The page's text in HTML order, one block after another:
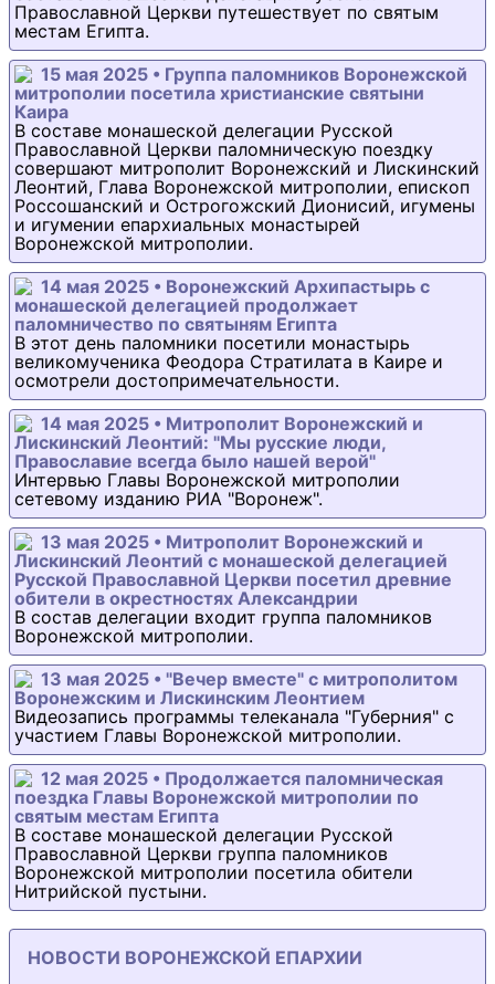
Православной Церкви путешествует по святым
местам Египта.
15 мая 2025 • Группа паломников Воронежской
митрополии посетила христианские святыни
Каира
В составе монашеской делегации Русской
Православной Церкви паломническую поездку
совершают митрополит Воронежский и Лискинский
Леонтий, Глава Воронежской митрополии, епископ
Россошанский и Острогожский Дионисий, игумены
и игумении епархиальных монастырей
Воронежской митрополии.
14 мая 2025 • Воронежский Архипастырь с
монашеской делегацией продолжает
паломничество по святыням Египта
В этот день паломники посетили монастырь
великомученика Феодора Стратилата в Каире и
осмотрели достопримечательности.
14 мая 2025 • Митрополит Воронежский и
Лискинский Леонтий: "Мы русские люди,
Православие всегда было нашей верой"
Интервью Главы Воронежской митрополии
сетевому изданию РИА "Воронеж".
13 мая 2025 • Митрополит Воронежский и
Лискинский Леонтий с монашеской делегацией
Русской Православной Церкви посетил древние
обители в окрестностях Александрии
В состав делегации входит группа паломников
Воронежской митрополии.
13 мая 2025 • "Вечер вместе" с митрополитом
Воронежским и Лискинским Леонтием
Видеозапись программы телеканала "Губерния" с
участием Главы Воронежской митрополии.
12 мая 2025 • Продолжается паломническая
поездка Главы Воронежской митрополии по
святым местам Египта
В составе монашеской делегации Русской
Православной Церкви группа паломников
Воронежской митрополии посетила обители
Нитрийской пустыни.
НОВОСТИ ВОРОНЕЖСКОЙ ЕПАРХИИ